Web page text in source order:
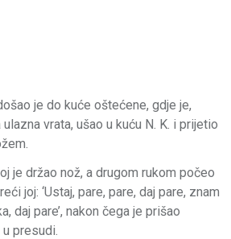
je do kuće oštećene, gdje je,
vrata, ušao u kuću N. K. i prijetio
je držao nož, a drugom rukom počeo
joj: ‘Ustaj, pare, pare, daj pare, znam
daj pare’, nakon čega je prišao
presudi.